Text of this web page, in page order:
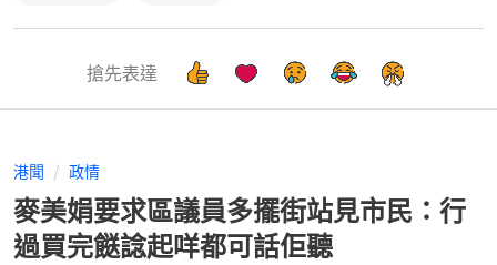
搶先表達
港聞 政情
麥美娟要求區議員多擺街站見市民：行
過買完餸諗起咩都可話佢聽